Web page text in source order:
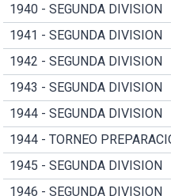
1940 - SEGUNDA DIVISION
1941 - SEGUNDA DIVISION
1942 - SEGUNDA DIVISION
1943 - SEGUNDA DIVISION
1944 - SEGUNDA DIVISION
1944 - TORNEO
1945 - SEGUNDA DIVISION
1946 - SEGUNDA DIVISION